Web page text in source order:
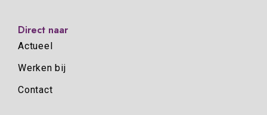
Direct naar
Actueel
Werken bij
Contact